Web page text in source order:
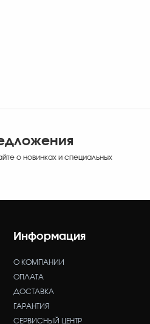
о новинках и специальных
Информация
О КОМПАНИИ
ОПЛАТА
ДОСТАВКА
ГАРАНТИЯ
СЕРВИСНЫЙ ЦЕНТР